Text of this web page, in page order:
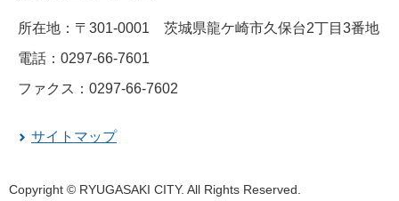
所在地：〒301-0001 茨城県龍ケ崎市久保台2丁目3番地
電話：0297-66-7601
ファクス：0297-66-7602
サイトマップ
Copyright © RYUGASAKI CITY. All Rights Reserved.